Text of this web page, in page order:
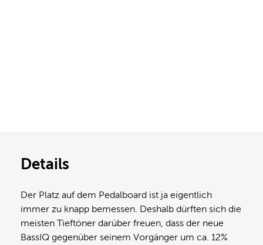
Details
Der Platz auf dem Pedalboard ist ja eigentlich
immer zu knapp bemessen. Deshalb dürften sich die
meisten Tieftöner darüber freuen, dass der neue
BassIQ gegenüber seinem Vorgänger um ca. 12%